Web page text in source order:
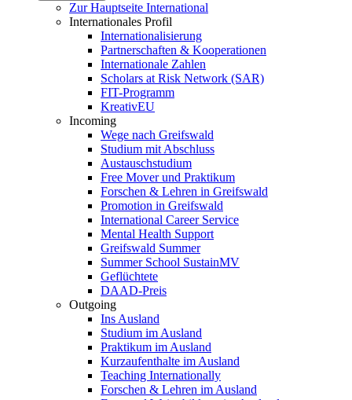
Zur Hauptseite International
Internationales Profil
Internationalisierung
Partnerschaften & Kooperationen
Internationale Zahlen
Scholars at Risk Network (SAR)
FIT-Programm
KreativEU
Incoming
Wege nach Greifswald
Studium mit Abschluss
Austauschstudium
Free Mover und Praktikum
Forschen & Lehren in Greifswald
Promotion in Greifswald
International Career Service
Mental Health Support
Greifswald Summer
Summer School SustainMV
Geflüchtete
DAAD-Preis
Outgoing
Ins Ausland
Studium im Ausland
Praktikum im Ausland
Kurzaufenthalte im Ausland
Teaching Internationally
Forschen & Lehren im Ausland